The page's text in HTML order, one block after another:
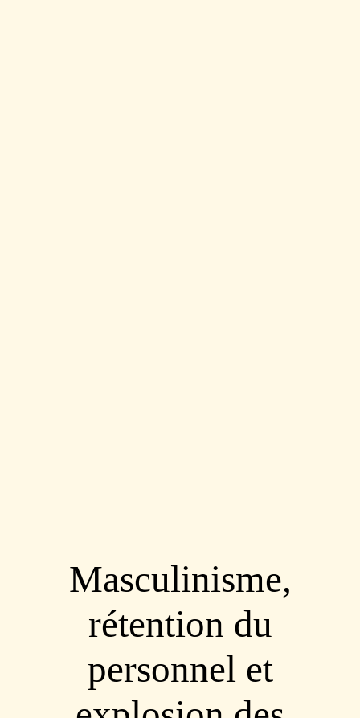
Masculinisme,
rétention du
personnel et